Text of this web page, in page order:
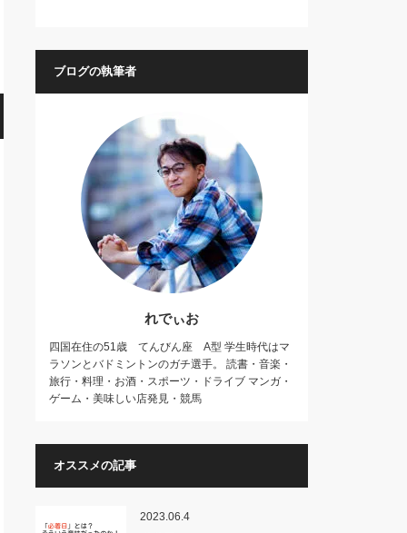
ブログの執筆者
れでぃお
四国在住の51歳 てんびん座 A型 学生時代はマ
ラソンとバドミントンのガチ選手。 読書・音楽・
旅行・料理・お酒・スポーツ・ドライブ マンガ・
ゲーム・美味しい店発見・競馬
オススメの記事
2023.06.4